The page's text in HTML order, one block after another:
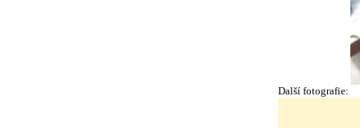
Další fotografie: